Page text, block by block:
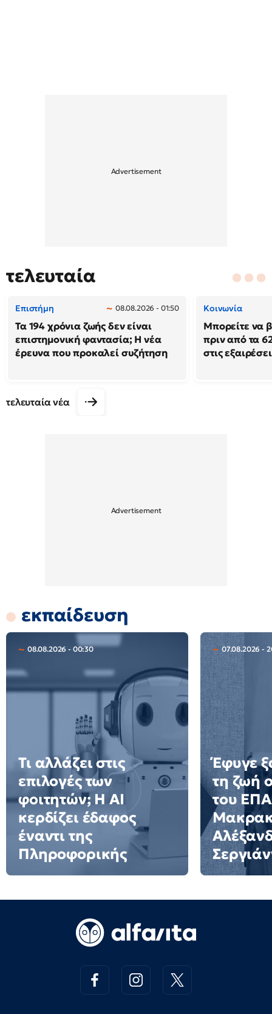
τελευταία
Επιστήμη 08.08.2026 - 01:50
Τα 194 χρόνια ζωής δεν είναι
επιστημονική φαντασία; Η νέα
έρευνα που προκαλεί συζήτηση
Κοινωνία
Μπορείτε να
πριν από τα
στις
τελευταία νέα
εκπαίδευση
08.08.2026 - 00:30
Τι αλλάζει στις
επιλογές των
φοιτητών; Η AI
κερδίζει έδαφος
έναντι της
Πληροφορικής
07.08.2026 -
Έφυγε
τη ζωή
του